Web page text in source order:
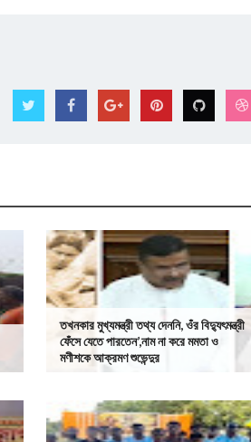
তখনকার মুখ্যমন্ত্রী তথ্য দেননি, ওঁর বিদ্যুৎমন্ত্রী
ফেঁসে যেতে পারতেন’,নাম না করে মমতা ও
মণীশকে আক্রমণ শুভেন্দুর